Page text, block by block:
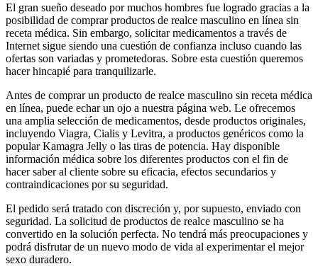
El gran sueño deseado por muchos hombres fue logrado gracias a la
posibilidad de comprar productos de realce masculino en línea sin
receta médica. Sin embargo, solicitar medicamentos a través de
Internet sigue siendo una cuestión de confianza incluso cuando las
ofertas son variadas y prometedoras. Sobre esta cuestión queremos
hacer hincapié para tranquilizarle.
Antes de comprar un producto de realce masculino sin receta médica
en línea, puede echar un ojo a nuestra página web. Le ofrecemos
una amplia selección de medicamentos, desde productos originales,
incluyendo Viagra, Cialis y Levitra, a productos genéricos como la
popular Kamagra Jelly o las tiras de potencia. Hay disponible
información médica sobre los diferentes productos con el fin de
hacer saber al cliente sobre su eficacia, efectos secundarios y
contraindicaciones por su seguridad.
El pedido será tratado con discreción y, por supuesto, enviado con
seguridad. La solicitud de productos de realce masculino se ha
convertido en la solución perfecta. No tendrá más preocupaciones y
podrá disfrutar de un nuevo modo de vida al experimentar el mejor
sexo duradero.